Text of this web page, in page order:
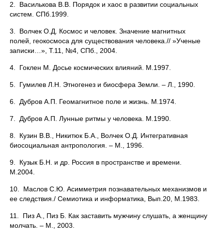
2. Василькова В.В. Порядок и хаос в развитии социальных
систем. СПб.1999.
3. Волчек О.Д. Космос и человек. Значение магнитных
полей, геокосмоса для существования человека.// »Ученые
записки…», Т.11, №4, СПб., 2004.
4. Гоклен М. Досье космических влияний. М.1997.
5. Гумилев Л.Н. Этногенез и биосфера Земли. – Л., 1990.
6. Дубров А.П. Геомагнитное поле и жизнь. М.1974.
7. Дубров А.П. Лунные ритмы у человека. М.1990.
8. Кузин В.В., Никитюк Б.А., Волчек О.Д. Интегративная
биосоциальная антропология. – М., 1996.
9. Кузык Б.Н. и др. Россия в пространстве и времени.
М.2004.
10. Маслов С.Ю. Асимметрия познавательных механизмов и
ее следствия./ Семиотика и информатика, Вып.20, М.1983.
11. Пиз А., Пиз Б. Как заставить мужчину слушать, а женщину
молчать. – М., 2003.